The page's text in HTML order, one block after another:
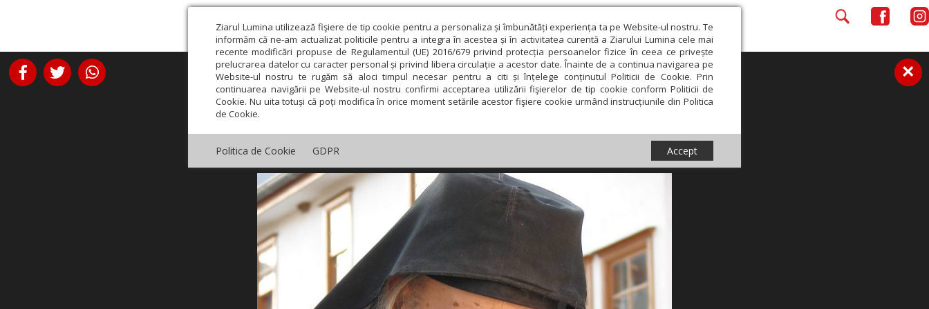
Ziarul Lumina utilizează fişiere de tip cookie pentru a personaliza și îmbunătăți experiența ta pe Website-ul nostru. Te
informăm că ne-am actualizat politicile pentru a integra în acestea și în activitatea curentă a Ziarului Lumina cele mai
recente modificări propuse de Regulamentul (UE) 2016/679 privind protecția persoanelor fizice în ceea ce privește
prelucrarea datelor cu caracter personal și privind libera circulație a acestor date. Înainte de a continua navigarea pe
Website-ul nostru te rugăm să aloci timpul necesar pentru a citi și înțelege conținutul Politicii de Cookie. Prin
continuarea navigării pe Website-ul nostru confirmi acceptarea utilizării fişierelor de tip cookie conform Politicii de
Cookie. Nu uita totuși că poți modifica în orice moment setările acestor fişiere cookie urmând instrucțiunile din Politica
de Cookie.
Politica de Cookie GDPR Accept
×